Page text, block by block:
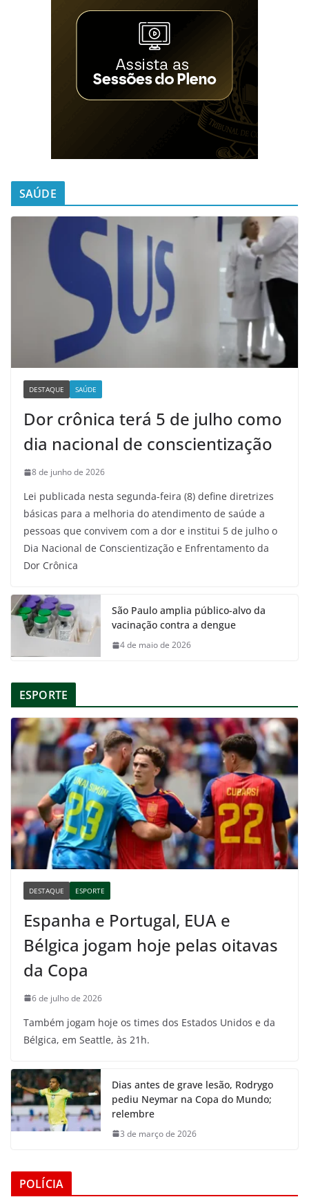
SAÚDE
DESTAQUE SAÚDE
Dor crônica terá 5 de julho como
dia nacional de conscientização
8 de junho de 2026
Lei publicada nesta segunda-feira (8) define diretrizes
básicas para a melhoria do atendimento de saúde a
pessoas que convivem com a dor e institui 5 de julho o
Dia Nacional de Conscientização e Enfrentamento da
Dor Crônica
São Paulo amplia público-alvo da
vacinação contra a dengue
4 de maio de 2026
ESPORTE
DESTAQUE ESPORTE
Espanha e Portugal, EUA e
Bélgica jogam hoje pelas oitavas
da Copa
6 de julho de 2026
Também jogam hoje os times dos Estados Unidos e da
Bélgica, em Seattle, às 21h.
Dias antes de grave lesão, Rodrygo
pediu Neymar na Copa do Mundo;
relembre
3 de março de 2026
POLÍCIA